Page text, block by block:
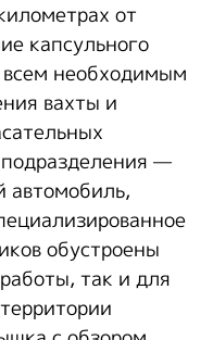
от
капсульного
необходимым
вахты и
—
автомобиль,
обустроены
так и для